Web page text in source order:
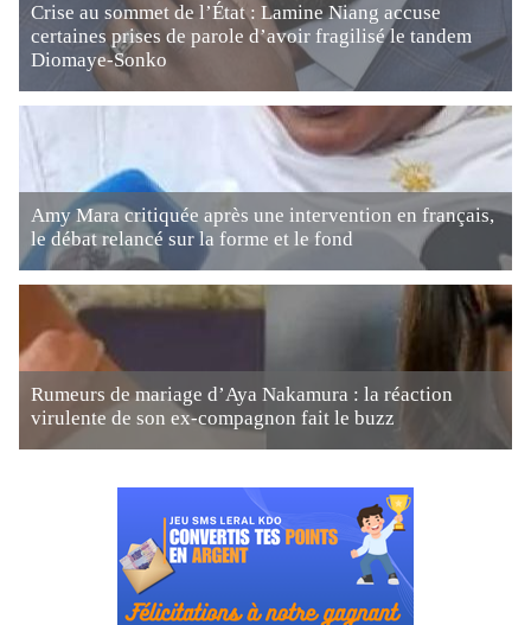
Crise au sommet de l’État : Lamine Niang accuse
certaines prises de parole d’avoir fragilisé le tandem
Diomaye-Sonko
Amy Mara critiquée après une intervention en français,
le débat relancé sur la forme et le fond
Rumeurs de mariage d’Aya Nakamura : la réaction
virulente de son ex-compagnon fait le buzz